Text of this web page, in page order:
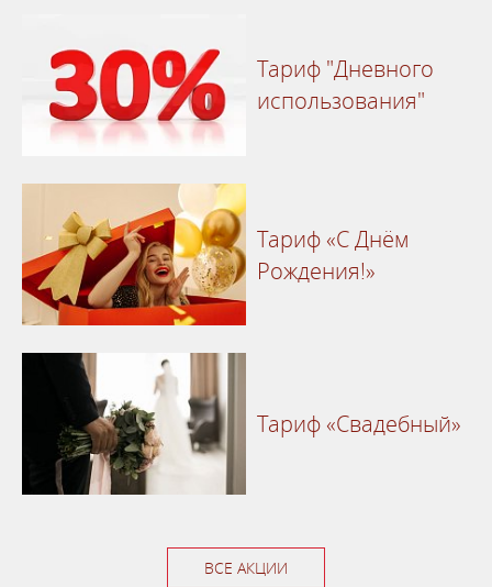
Тариф "Дневного
использования"
Тариф «С Днём
Рождения!»
Тариф «Свадебный»
ВСЕ АКЦИИ